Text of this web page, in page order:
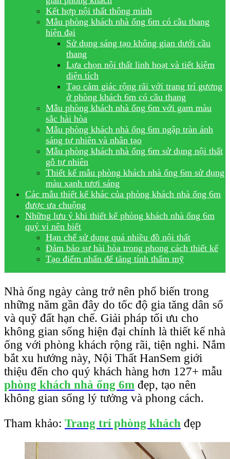
Kết hợp nội thất thông minh
Mẫu phòng khách nhà ống 6m có cầu thang
hiện đại
Sử dụng sáng tạo không gian dưới cầu
thang
Lựa chọn nội thất linh hoạt và tiết kiệm
diện tích
Tạo cảm giác rộng rãi với trang trí gương
ở phòng khách 6m có cầu thang
Mẫu phòng khách nhà ống 6m với gam màu
sắc hài hòa
Mẫu phòng khách nhà ống 6m ngập tràn ánh
sáng tự nhiên và nhân tạo
Mẫu phòng khách nhà ống 6m sử dụng nội thất
gỗ tự nhiên
Thiết kế mẫu phòng khách nhà ống 6m sử dụng
màu xanh tươi sáng
Các mẫu thiết kế khác của phòng khách nhà ống 6m
được ưa chuộng
Những lưu ý khi thiết kế phòng khách nhà ống 6m
quý vị nên biết
Hạn chế sử dụng quá nhiều đồ nội thất
Đảm bảo sự hài hòa trong phong cách thiết kế
Tạo điểm nhấn để tăng tính thẩm mỹ
Nhà ống ngày càng trở nên phổ biến trong
những năm gần đây do tốc độ gia tăng dân số
và quỹ đất hạn chế. Giải pháp tối ưu cho
không gian sống hiện đại chính là thiết kế nhà
ống với phòng khách rộng rãi, tiện nghi. Nắm
bắt xu hướng này, Nội Thất HanSem giới
thiệu đến cho quý khách hàng hơn 127+ mẫu
phòng khách nhà ống 6m đẹp, tạo nên
không gian sống lý tưởng và phong cách.
Tham khảo: Trang trí phòng khách đẹp